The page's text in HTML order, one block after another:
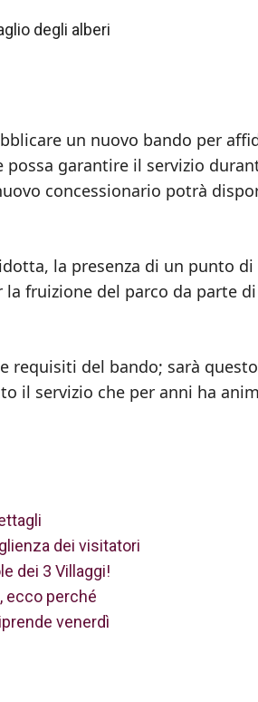
degli alberi
un nuovo bando per
possa garantire il servizio
concessionario potrà
la presenza di un punto di
fruizione del parco da parte di
requisiti del bando; sarà
il servizio che per anni ha
dei visitatori
dei 3 Villaggi!
ecco perché
venerdì